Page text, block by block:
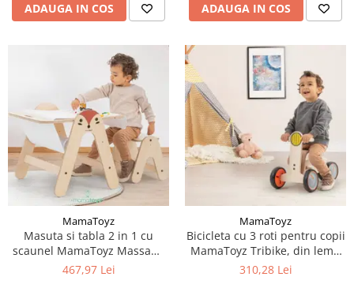
ADAUGA IN COS ADAUGA IN COS
MamaToyz
Masuta si tabla 2 in 1 cu
scaunel MamaToyz Massam,
Vulpita
467,97 Lei
MamaToyz
Bicicleta cu 3 roti pentru copii
MamaToyz Tribike, din lemn
natural, fara pedale
310,28 Lei